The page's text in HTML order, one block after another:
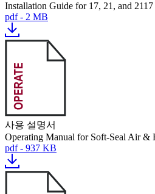
Installation Guide for 17, 21, and 2117
pdf - 2 MB
사용 설명서
Operating Manual for Soft-Seal Air &
pdf - 937 KB